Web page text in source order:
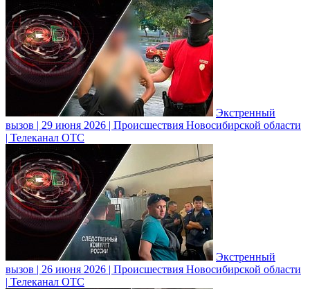
Экстренный
вызов | 29 июня 2026 | Происшествия Новосибирской области
| Телеканал ОТС
Экстренный
вызов | 26 июня 2026 | Происшествия Новосибирской области
| Телеканал ОТС